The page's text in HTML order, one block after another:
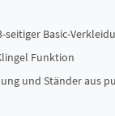
Basic-
Funktion
und Ständer aus